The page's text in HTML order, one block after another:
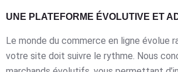
UNE PLATEFORME ÉVOLUTIVE ET
Le monde du commerce en ligne évolue
votre site doit suivre le rythme. Nous